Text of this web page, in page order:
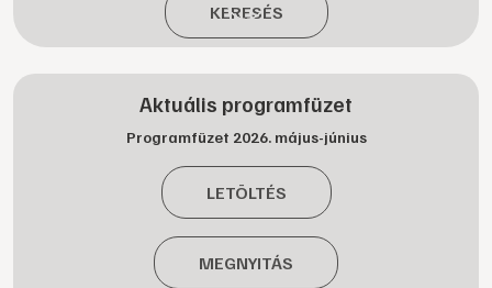
KERESÉS
Aktuális programfüzet
Programfüzet 2026. május-június
LETÖLTÉS
MEGNYITÁS